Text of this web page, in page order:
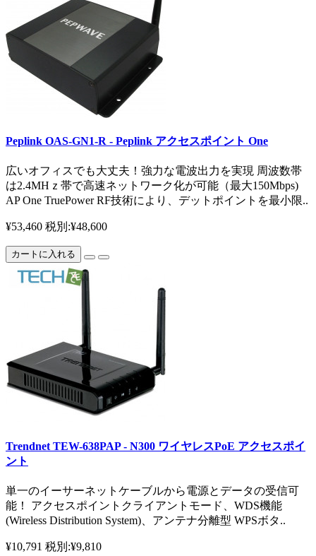
Peplink OAS‐GN1‐R - Peplink アクセスポイント One
広いオフィスでも大丈夫！強力な電波出力を実現 周波数帯
は2.4MHｚ帯で高速ネットワーク化が可能（最大150Mbps)
AP One TruePower RF技術により、デットポイントを最小限..
¥53,460 税別:¥48,600
カートに入れる
Trendnet TEW-638PAP - N300 ワイヤレスPoE アクセスポイ
ント
単一のイーサーネットケーブルから電源とデータの受信可
能！ アクセスポイントクライアントモード、WDS機能
(Wireless Distribution System)、アンテナ分離型 WPSボタ..
¥10,791 税別:¥9,810